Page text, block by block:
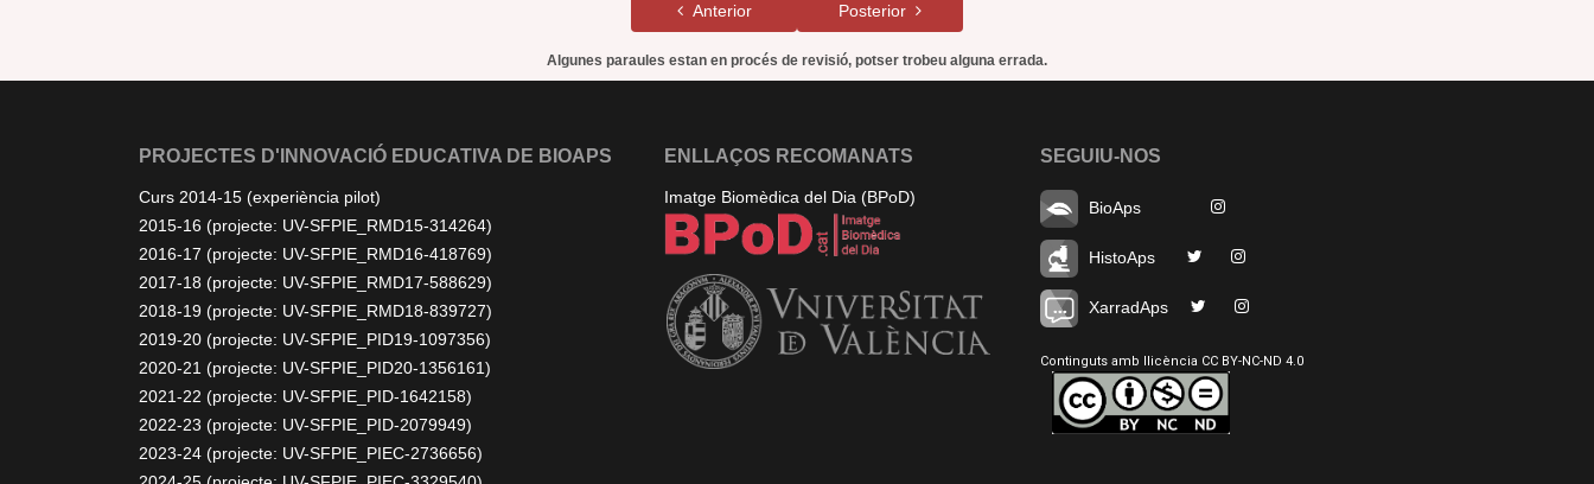
Anterior Posterior
Algunes paraules estan en procés de revisió, potser trobeu alguna errada.
PROJECTES D'INNOVACIÓ EDUCATIVA DE BIOAPS
Curs 2014-15 (experiència pilot)
2015-16 (projecte: UV-SFPIE_RMD15-314264)
2016-17 (projecte: UV-SFPIE_RMD16-418769)
2017-18 (projecte: UV-SFPIE_RMD17-588629)
2018-19 (projecte: UV-SFPIE_RMD18-839727)
2019-20 (projecte: UV-SFPIE_PID19-1097356)
2020-21 (projecte: UV-SFPIE_PID20-1356161)
2021-22 (projecte: UV-SFPIE_PID-1642158)
2022-23 (projecte: UV-SFPIE_PID-2079949)
2023-24 (projecte: UV-SFPIE_PIEC-2736656)
ENLLAÇOS RECOMANATS
Imatge Biomèdica del Dia (BPoD)
SEGUIU-NOS
BioAps
HistoAps
XarradAps
Continguts amb llicència CC BY-NC-ND 4.0